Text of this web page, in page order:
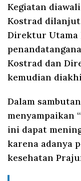
Kegiatan
Kostrad
Direktur Utama
Kostrad dan
kemudian
Dalam
menyampaikan
ini dapat
karena adanya
kesehatan